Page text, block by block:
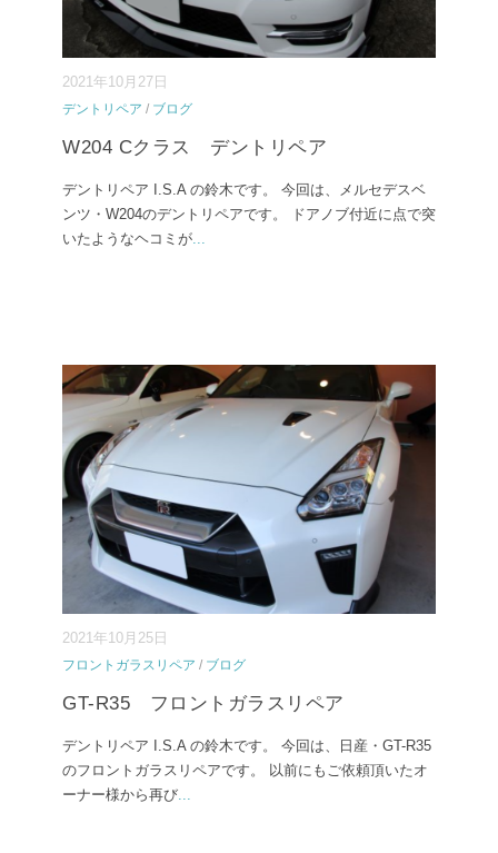
2021年10月27日
デントリペア / ブログ
W204 Cクラス デントリペア
デントリペア I.S.A の鈴木です。 今回は、メルセデスベ
ンツ・W204のデントリペアです。 ドアノブ付近に点で突
いたようなヘコミが...
2021年10月25日
フロントガラスリペア / ブログ
GT-R35 フロントガラスリペア
デントリペア I.S.A の鈴木です。 今回は、日産・GT-R35
のフロントガラスリペアです。 以前にもご依頼頂いたオ
ーナー様から再び...